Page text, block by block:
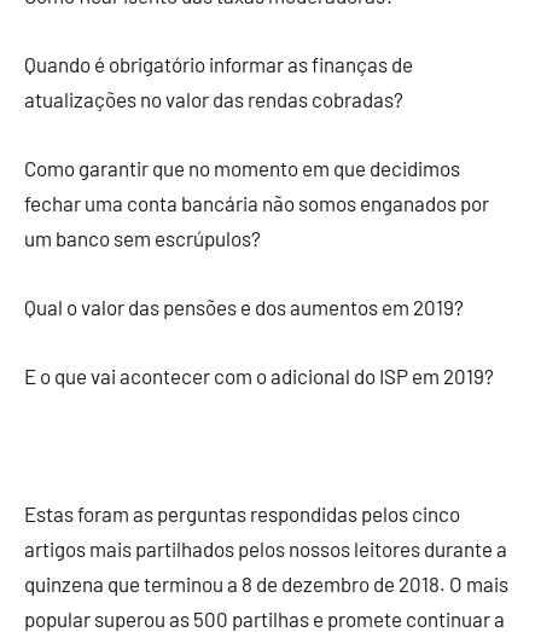
Quando é obrigatório informar as finanças de
atualizações no valor das rendas cobradas?
Como garantir que no momento em que decidimos
fechar uma conta bancária não somos enganados por
um banco sem escrúpulos?
Qual o valor das pensões e dos aumentos em 2019?
E o que vai acontecer com o adicional do ISP em 2019?
Estas foram as perguntas respondidas pelos cinco
artigos mais partilhados pelos nossos leitores durante a
quinzena que terminou a 8 de dezembro de 2018. O mais
popular superou as 500 partilhas e promete continuar a